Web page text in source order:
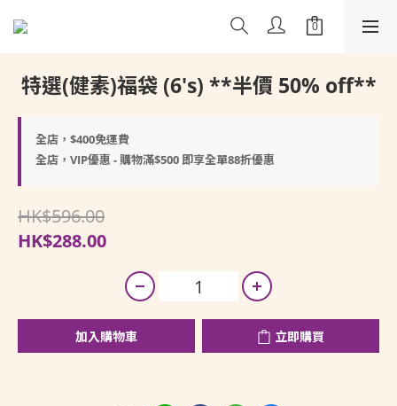
特選(健素)福袋 (6's) **半價 50% off**
全店，$400免運費
全店，VIP優惠 - 購物滿$500 即享全單88折優惠
HK$596.00
HK$288.00
加入購物車 立即購買